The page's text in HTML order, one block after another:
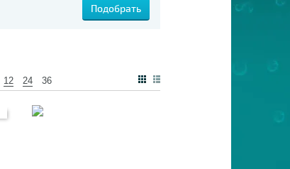
12 24 36